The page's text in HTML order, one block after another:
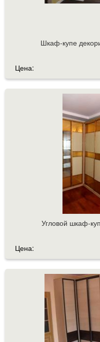
Шкаф-купе
Цена:
Угловой шкаф-
Цена: